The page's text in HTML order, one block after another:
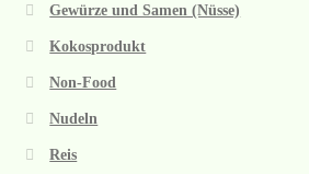
Gewürze und Samen (Nüsse)
Kokosprodukt
Non-Food
Nudeln
Reis